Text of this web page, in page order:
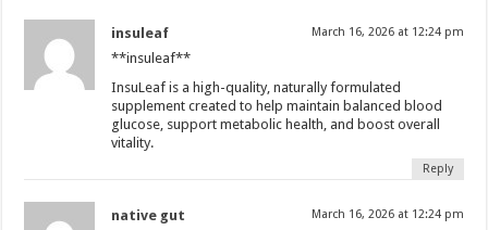
insuleaf March 16, 2026 at 12:24 pm
**insuleaf**
InsuLeaf is a high-quality, naturally formulated
supplement created to help maintain balanced blood
glucose, support metabolic health, and boost overall
vitality.
Reply
native gut March 16, 2026 at 12:24 pm